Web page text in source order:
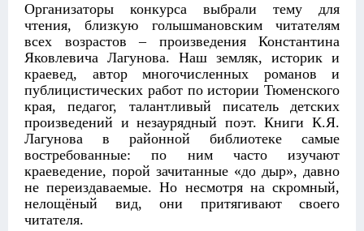
Организаторы конкурса выбрали тему для
чтения, близкую голышмановским читателям
всех возрастов – произведения Константина
Яковлевича Лагунова. Наш земляк, историк и
краевед, автор многочисленных романов и
публицистических работ по истории Тюменского
края, педагог, талантливый писатель детских
произведений и незаурядный поэт. Книги К.Я.
Лагунова в районной библиотеке самые
востребованные: по ним часто изучают
краеведение, порой зачитанные «до дыр», давно
не переиздаваемые. Но несмотря на скромный,
нелощёный вид, они притягивают своего
читателя.